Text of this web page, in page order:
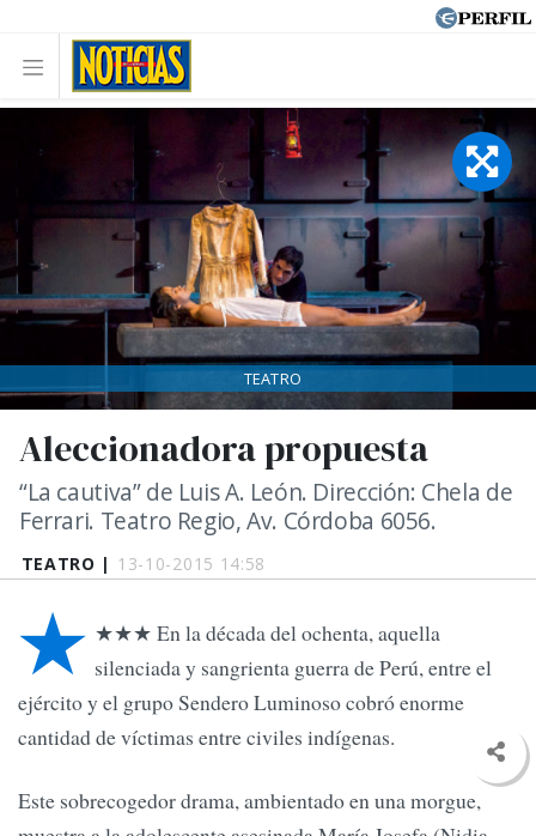
TEATRO | 13-10-2015 14:58
Aleccionadora propuesta
“La cautiva” de Luis A. León. Dirección: Chela de
Ferrari. Teatro Regio, Av. Córdoba 6056.
TEATRO
★ ★★★ En la década del ochenta, aquella
silenciada y sangrienta guerra de Perú, entre el
ejército y el grupo Sendero Luminoso cobró enorme
cantidad de víctimas entre civiles indígenas.
Este sobrecogedor drama, ambientado en una morgue,